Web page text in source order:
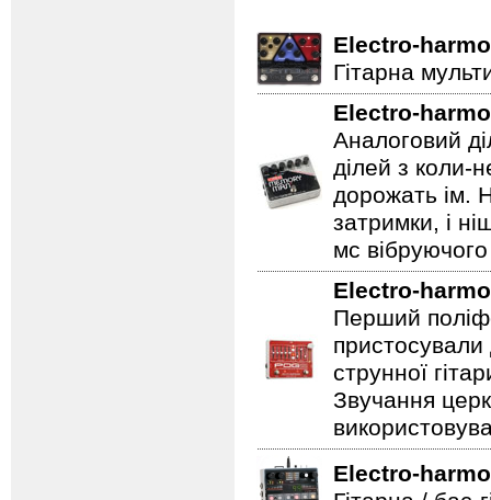
Electro-
Гітарна
Electro-
Аналоговий
ділей з коли-
дорожать ім.
затримки, і
мс
Electro-
Перший
пристосували
струнної
Звучання
Electro-